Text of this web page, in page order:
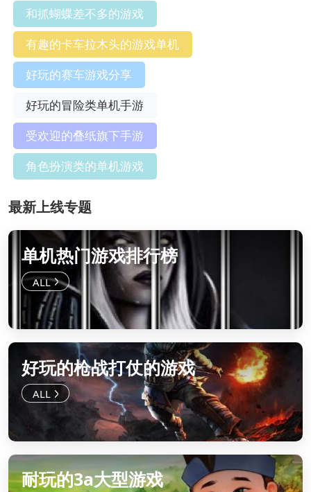
和抓蝴蝶差不多的游戏
有趣的卡车拉木头的游戏单机
好玩的赛车游戏分享
好玩的冒险类单机手游
受欢迎的叠纸旗下手游
角色扮演类的单机游戏
最新上线专题
单机热门游戏排行榜
好玩的枪战打仗的游戏
耐玩的3a大型游戏